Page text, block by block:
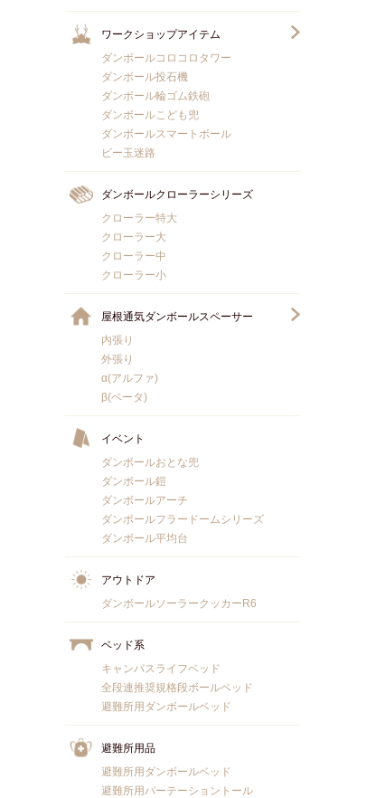
ワークショップアイテム
ダンボールコロコロタワー
ダンボール投石機
ダンボール輪ゴム鉄砲
ダンボールこども兜
ダンボールスマートボール
ビー玉迷路
ダンボールクローラーシリーズ
クローラー特大
クローラー大
クローラー中
クローラー小
屋根通気ダンボールスペーサー
内張り
外張り
α(アルファ)
β(ベータ)
イベント
ダンボールおとな兜
ダンボール鎧
ダンボールアーチ
ダンボールフラードームシリーズ
ダンボール平均台
アウトドア
ダンボールソーラークッカーR6
ベッド系
キャンパスライフベッド
全段連推奨規格段ボールベッド
避難所用ダンボールベッド
避難所用品
避難所用ダンボールベッド
避難所用パーテーショントール